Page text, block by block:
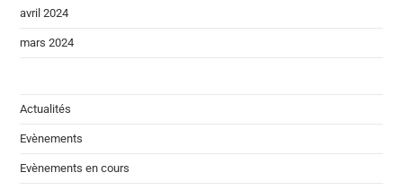
avril 2024
mars 2024
Actualités
Evènements
Evènements en cours